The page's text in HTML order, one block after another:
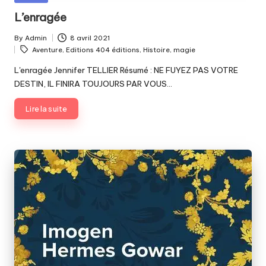
L’enragée
Posted
by
By Admin 8 avril 2021
Tags:
Aventure, Editions 404 éditions, Histoire, magie
L'enragée Jennifer TELLIER Résumé : NE FUYEZ PAS VOTRE
DESTIN, IL FINIRA TOUJOURS PAR VOUS…
Lire la suite